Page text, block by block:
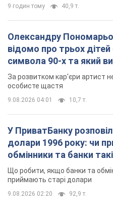
9 годин тому 40,9 т.
Олександру
відомо про трьох дітей
символа 90-х та який
мають
За розвитком кар'єри артист
особисте щастя
9.08.2026 04:01 10,7 т.
У ПриватБанку
долари 1996 року: чи
обмінники та банки
Що робити, якщо банки та
приймають старі долари
9.08.2026 02:20 92,9 т.